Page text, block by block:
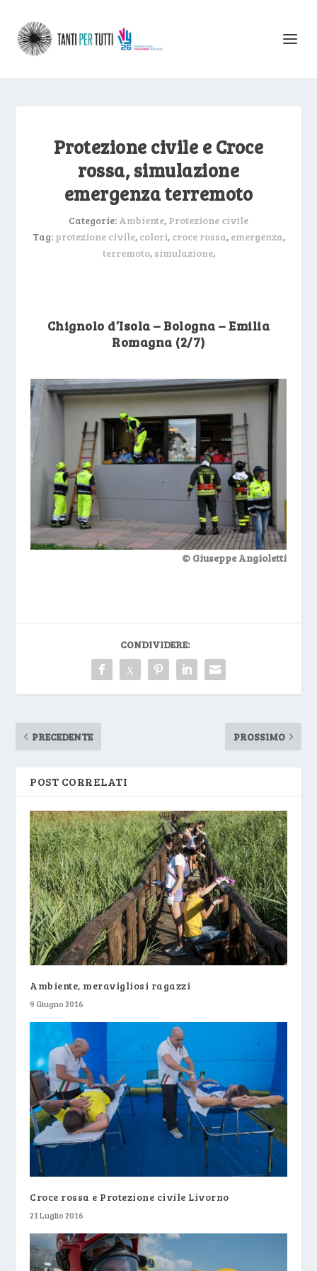
Protezione civile e Croce
rossa, simulazione
emergenza terremoto
Categorie: Ambiente, Protezione civile
Tag: protezione civile, colori, croce rossa, emergenza,
terremoto, simulazione,
Chignolo d’Isola – Bologna – Emilia
Romagna (2/7)
© Giuseppe Angioletti
CONDIVIDERE:
PRECEDENTE PROSSIMO
POST CORRELATI
Ambiente, meravigliosi ragazzi
9 Giugno 2016
Croce rossa e Protezione civile Livorno
21 Luglio 2016